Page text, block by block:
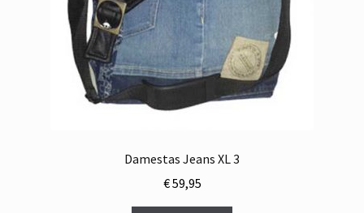
Damestas Jeans XL 3
€59,95